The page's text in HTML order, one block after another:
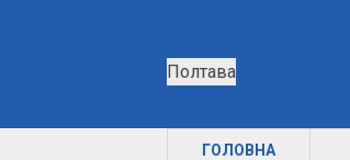
Полтава
ГОЛОВНА